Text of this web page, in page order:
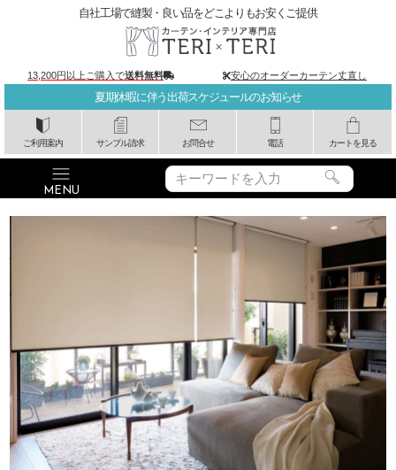
夏期休暇に伴う出荷スケジュールのお知らせ
ご利用案内 サンプル請求 お問合せ 電話 カートを見る
自社工場で縫製・良い品をどこよりもお安くご提供
13,200円以上ご購入で送料無料 安心のオーダーカーテン丈直し